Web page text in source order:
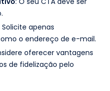
Solicite apenas
o endereço de e-mail.
oferecer vantagens
de fidelização pelo